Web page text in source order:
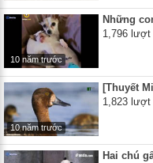
10 năm trước
Những
1,796 lượt
10 năm trước
[Thuyết
1,823 lượt
Hai chú